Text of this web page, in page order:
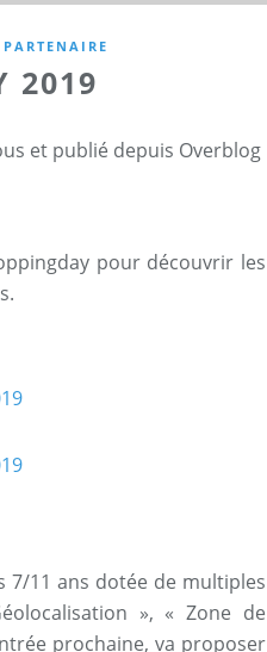
PARTENAIRE
2019
et publié depuis Overblog
pour découvrir les
7/11 ans dotée de multiples
», « Zone de
prochaine, va proposer